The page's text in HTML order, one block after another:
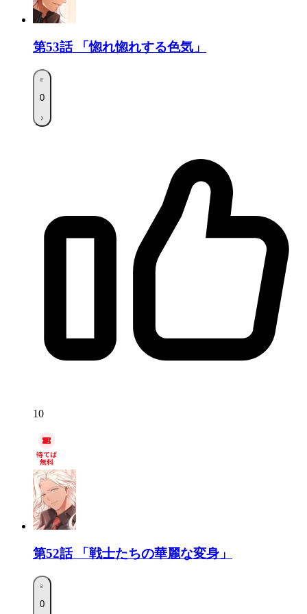
第53話 「惚れ惚れする色気」
0
10
第52話 「戦士たちの華麗な変身」
0